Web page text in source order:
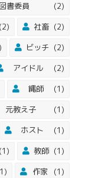
図書委員
(2)
(2) 社畜 (2)
ビッチ (2)
アイドル
(2)
縄師
(1)
元教え子
(1)
ホスト
(1)
(1) 教師 (1)
作家
(1)